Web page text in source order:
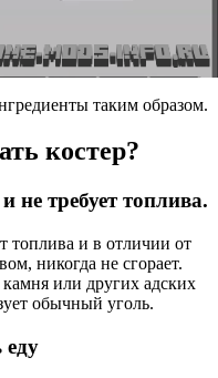
таким образом.
костер?
не требует топлива.
топлива и в отличии от
никогда не сгорает.
камня или других адских
обычный уголь.
еду